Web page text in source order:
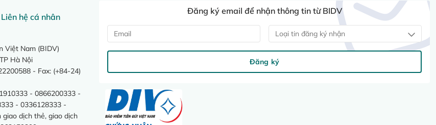
Liên hệ cá nhân
Việt Nam (BIDV)
Hà Nội
- Fax: (+84-24)
- 0866200333 -
- 0336128333 -
dịch thẻ, giao dịch
Đăng ký email để nhận thông tin từ BIDV
Loại tin đăng ký nhận
Đăng ký